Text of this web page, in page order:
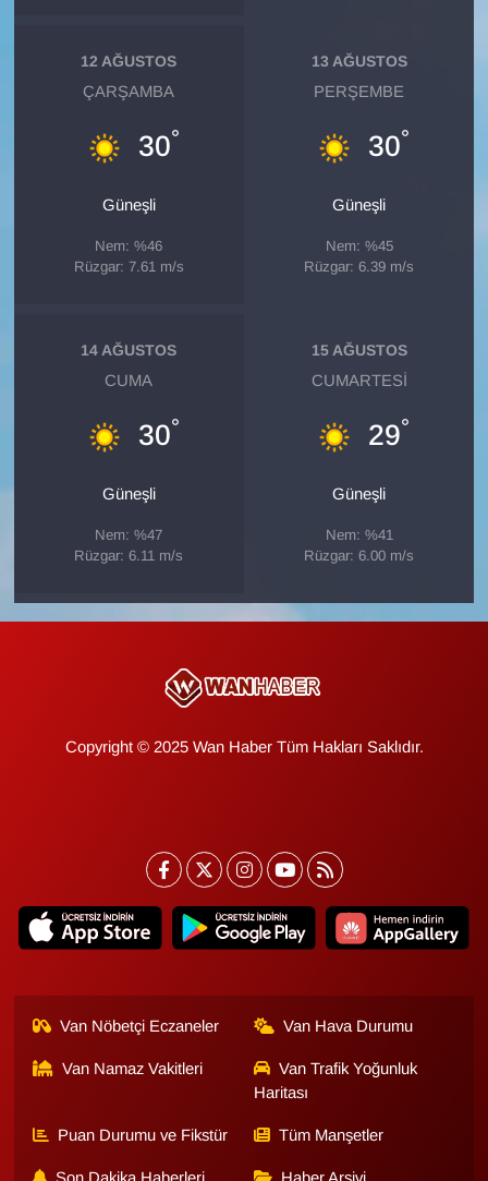
12 AĞUSTOS
ÇARŞAMBA
30°
Güneşli
Nem: %46
Rüzgar: 7.61 m/s
13 AĞUSTOS
PERŞEMBE
30°
Güneşli
Nem: %45
Rüzgar: 6.39 m/s
14 AĞUSTOS
CUMA
30°
Güneşli
Nem: %47
Rüzgar: 6.11 m/s
15 AĞUSTOS
CUMARTESI
29°
Güneşli
Nem: %41
Rüzgar: 6.00 m/s
Copyright © 2025 Wan Haber Tüm Hakları Saklıdır.
Van Nöbetçi Eczaneler Van Hava Durumu
Van Namaz Vakitleri
Van Trafik Yoğunluk
Haritası
Puan Durumu ve Fikstür Tüm Manşetler
RÖPORTAJ
Seri İlan
SİYASET
TEBRİK
TEKNOLOJİ
Turizm
VAN'DA SPOR